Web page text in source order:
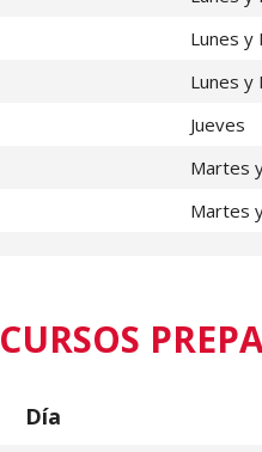
Lunes y
Lunes y
Jueves
Martes
Martes
CURSOS
Día